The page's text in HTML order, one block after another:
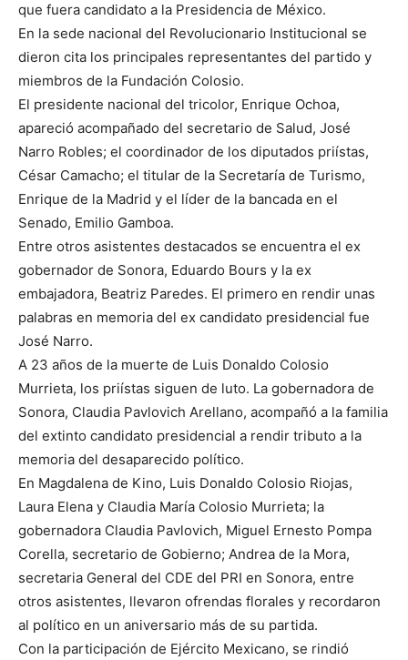
que fuera candidato a la Presidencia de México.
En la sede nacional del Revolucionario Institucional se
dieron cita los principales representantes del partido y
miembros de la Fundación Colosio.
El presidente nacional del tricolor, Enrique Ochoa,
apareció acompañado del secretario de Salud, José
Narro Robles; el coordinador de los diputados priístas,
César Camacho; el titular de la Secretaría de Turismo,
Enrique de la Madrid y el líder de la bancada en el
Senado, Emilio Gamboa.
Entre otros asistentes destacados se encuentra el ex
gobernador de Sonora, Eduardo Bours y la ex
embajadora, Beatriz Paredes. El primero en rendir unas
palabras en memoria del ex candidato presidencial fue
José Narro.
A 23 años de la muerte de Luis Donaldo Colosio
Murrieta, los priístas siguen de luto. La gobernadora de
Sonora, Claudia Pavlovich Arellano, acompañó a la familia
del extinto candidato presidencial a rendir tributo a la
memoria del desaparecido político.
En Magdalena de Kino, Luis Donaldo Colosio Riojas,
Laura Elena y Claudia María Colosio Murrieta; la
gobernadora Claudia Pavlovich, Miguel Ernesto Pompa
Corella, secretario de Gobierno; Andrea de la Mora,
secretaria General del CDE del PRI en Sonora, entre
otros asistentes, llevaron ofrendas florales y recordaron
al político en un aniversario más de su partida.
Con la participación de Ejército Mexicano, se rindió